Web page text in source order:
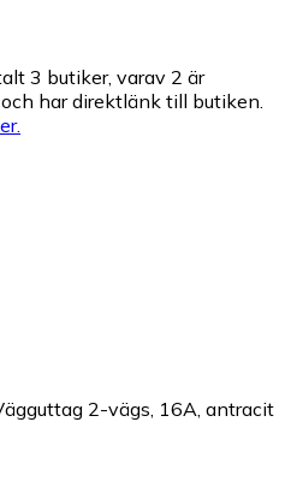
3 butiker, varav 2 är
har direktlänk till butiken.
2-vägs, 16A, antracit